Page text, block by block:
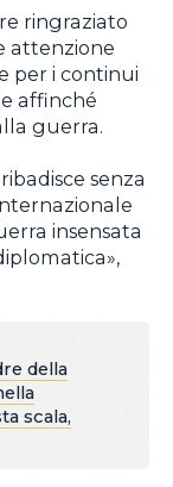
ringraziato
attenzione
per i continui
affinché
guerra.
senza
insensata
della
scala,